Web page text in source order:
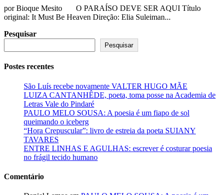
por Bioque Mesito O PARAÍSO DEVE SER AQUI Título
original: It Must Be Heaven Direção: Elia Suleiman...
Pesquisar
Pesquisar
Postes recentes
São Luís recebe novamente VALTER HUGO MÃE
LUIZA CANTANHÊDE, poeta, toma posse na Academia de
Letras Vale do Pindaré
PAULO MELO SOUSA: A poesia é um fiapo de sol
queimando o iceberg
“Hora Crepuscular”: livro de estreia da poeta SUIANY
TAVARES
ENTRE LINHAS E AGULHAS: escrever é costurar poesia
no frágil tecido humano
Comentário